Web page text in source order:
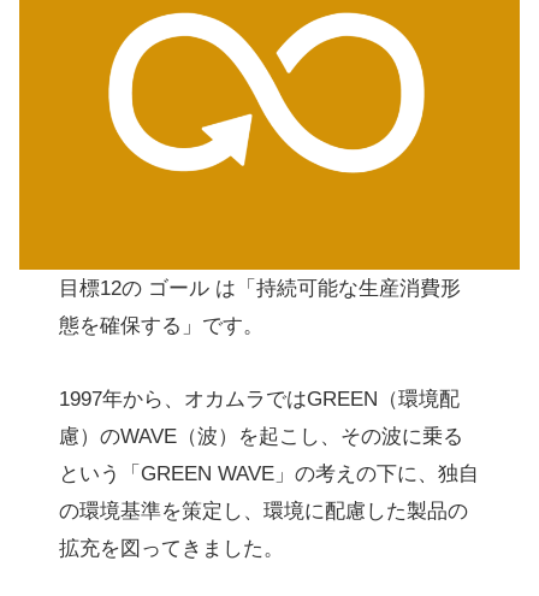
目標12の ゴール は「持続可能な生産消費形
態を確保する」です。
1997年から、オカムラではGREEN（環境配
慮）のWAVE（波）を起こし、その波に乗る
という「GREEN WAVE」の考えの下に、独自
の環境基準を策定し、環境に配慮した製品の
拡充を図ってきました。